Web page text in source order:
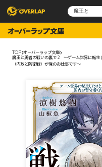
コミックガルド
コミッククリエ
LiQulle
ラブパルフェ
ポケットモンスター
アニメ
ゲーム
企業
会社概要
採用情報
アクセス
オーバーラップホールディン
オー
オー
TOP オーバーラップ文庫
魔王と勇者の戦いの裏で 2 ～ゲーム世界に転生
（内政と防衛戦）が俺のお仕事です～